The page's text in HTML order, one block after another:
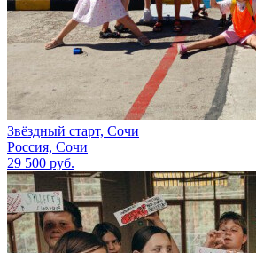
Звёздный старт, Сочи
Россия, Сочи
29 500 руб.